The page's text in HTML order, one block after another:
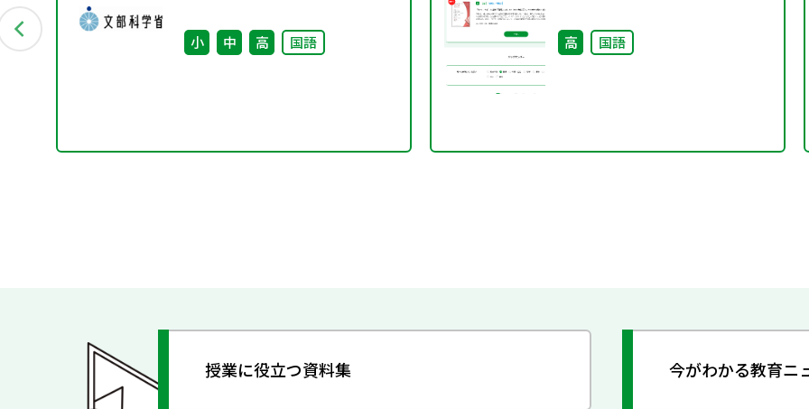
小 中 高 国語 高 国語
授業に役立つ資料集 今がわかる教育ニ